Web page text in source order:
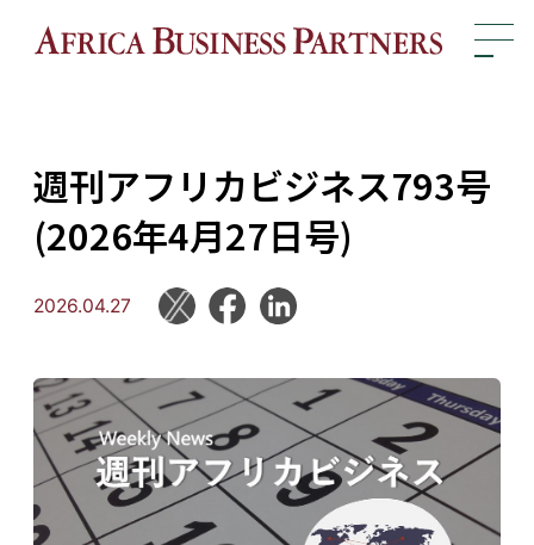
週刊アフリカビジネス793号
(2026年4月27日号)
2026.04.27